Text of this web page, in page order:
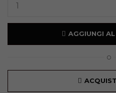
AGGIUNGI
O